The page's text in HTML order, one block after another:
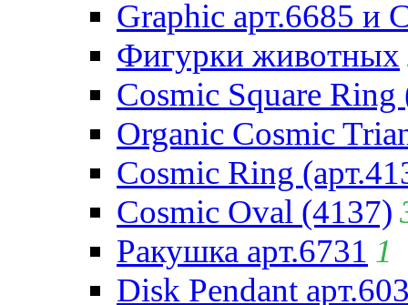
Graphic арт.6685 и
Фигурки животных
Cosmic Square Ring
Organic Cosmic
Cosmic Ring
Cosmic Oval (4137)
Ракушка арт.6731 1
Disk Pendant